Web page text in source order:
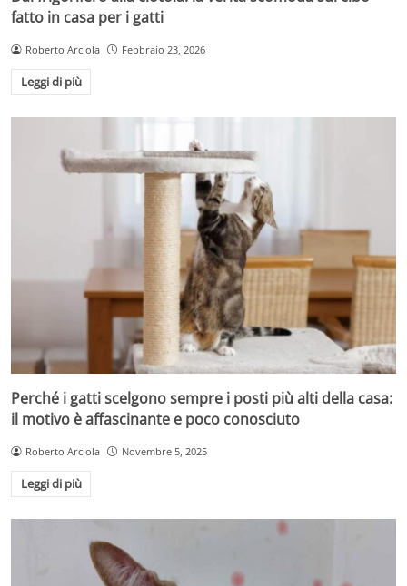
fatto in casa per i gatti
Roberto Arciola Febbraio 23, 2026
Leggi di più
Perché i gatti scelgono sempre i posti più alti della casa:
il motivo è affascinante e poco conosciuto
Roberto Arciola Novembre 5, 2025
Leggi di più